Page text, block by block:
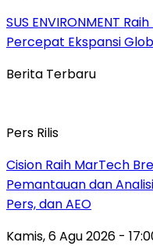
SUS ENVIRONMENT
Percepat Ekspansi
Berita Terbaru
Pers Rilis
Cision Raih MarTech
Pemantauan dan
Pers, dan AEO
Kamis, 6 Agu 2026 -